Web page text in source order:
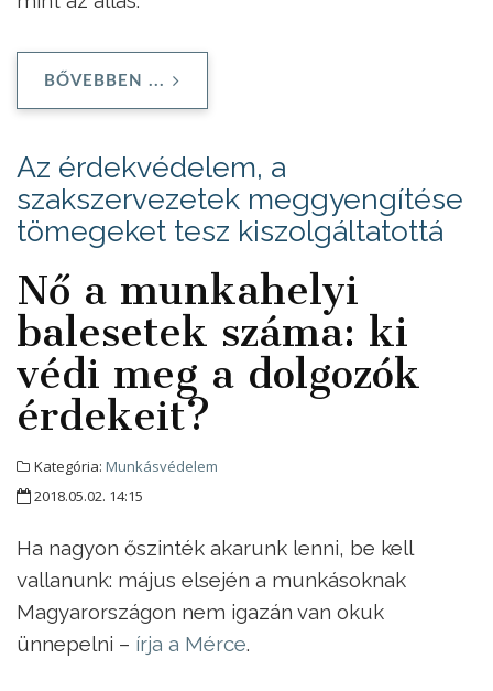
BŐVEBBEN ...
Az érdekvédelem, a
szakszervezetek meggyengítése
tömegeket tesz kiszolgáltatottá
Nő a munkahelyi
balesetek száma: ki
védi meg a dolgozók
érdekeit?
Kategória: Munkásvédelem
2018.05.02. 14:15
Ha nagyon őszinték akarunk lenni, be kell
vallanunk: május elsején a munkásoknak
Magyarországon nem igazán van okuk
ünnepelni – írja a Mérce.